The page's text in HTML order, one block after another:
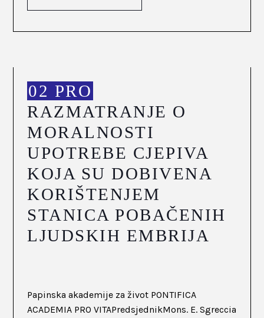
02 PRO
RAZMATRANJE O
MORALNOSTI
UPOTREBE CJEPIVA
KOJA SU DOBIVENA
KORIŠTENJEM
STANICA POBAČENIH
LJUDSKIH EMBRIJA
Papinska akademije za život PONTIFICA
ACADEMIA PRO VITAPredsjednikMons. E. Sgreccia